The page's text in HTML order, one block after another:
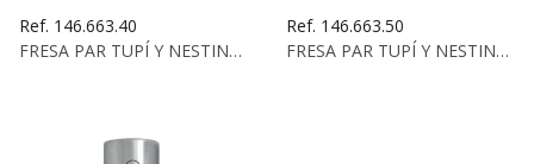
Ref. 146.663.40
FRESA PAR TUPÍ Y NESTING EN DIAMANTE D:40 I:14...
Ref. 146.663.50
FRESA PAR TUPÍ Y NESTING EN DIAMANTE D:50 I:14...